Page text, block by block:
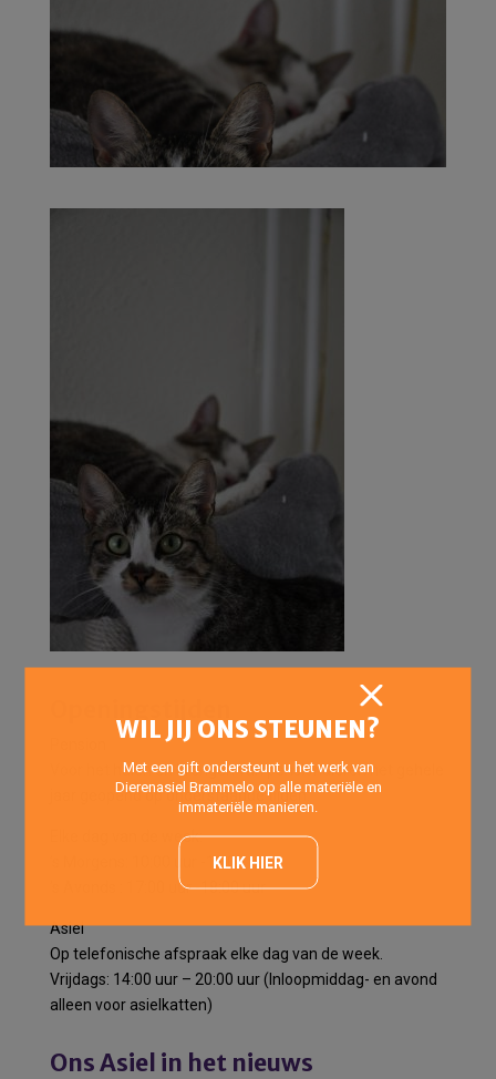
Voor het halen en brengen van pensiondieren het gehele
jaar geopend op onderstaande tijden:
Elke dag van de week:
’s Morgens: 10:00 uur -12:00 uur
’s Avonds : 17:00 uur -18:00 uur
Asiel
Op telefonische afspraak elke dag van de week.
Vrijdags: 14:00 uur – 20:00 uur (Inloopmiddag- en avond
alleen voor asielkatten)
Ons Asiel in het nieuws
WIL JIJ ONS STEUNEN?
Met een gift ondersteunt u het werk van
Dierenasiel Brammelo op alle materiële en
immateriële manieren.
KLIK HIER